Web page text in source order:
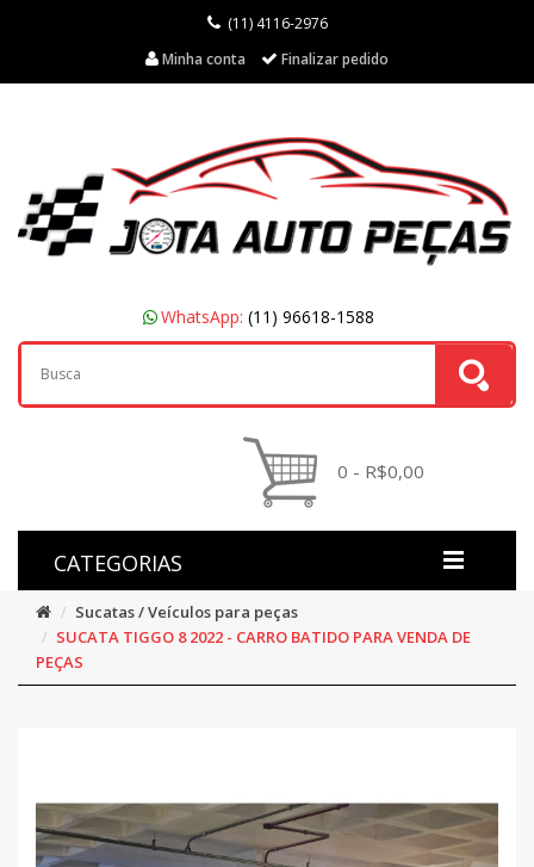
(11) 4116-2976
Minha conta
Finalizar pedido
WhatsApp: (11) 96618-1588
0 - R$0,00
CATEGORIAS
Sucatas / Veículos para peças
SUCATA TIGGO 8 2022 - CARRO BATIDO PARA VENDA DE
PEÇAS